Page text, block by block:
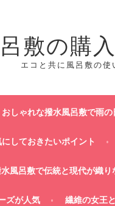
敷の購
エコと共に風呂敷の使
おしゃれな撥水風呂敷で雨
しておきたいポイント
風呂敷で伝統と現代が織
ズが人気 繊維の女王